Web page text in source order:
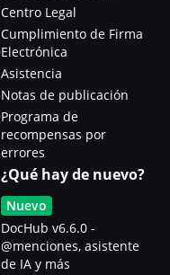
Centro Legal
Cumplimiento de Firma
Electrónica
Asistencia
Notas de publicación
Programa de
recompensas por
errores
¿Qué hay de nuevo?
Nuevo
DocHub v6.6.0 -
@menciones, asistente
de IA y más